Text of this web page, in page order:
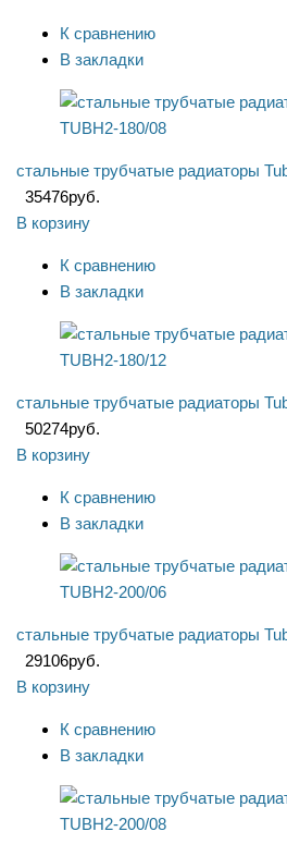
К сравнению
В закладки
стальные трубчатые радиаторы
35476руб.
В корзину
К сравнению
В закладки
стальные трубчатые радиаторы
50274руб.
В корзину
К сравнению
В закладки
стальные трубчатые радиаторы
29106руб.
В корзину
К сравнению
В закладки